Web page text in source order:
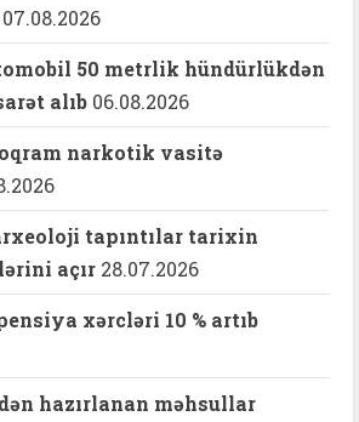
07.08.2026
50 metrlik hündürlükdən
alıb 06.08.2026
narkotik vasitə
tapıntılar tarixin
açır 28.07.2026
xərcləri 10 % artıb
hazırlanan məhsullar